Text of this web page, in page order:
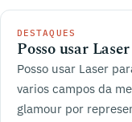
DESTAQUES
Posso usar
Posso usar Laser
varios campos da
glamour por